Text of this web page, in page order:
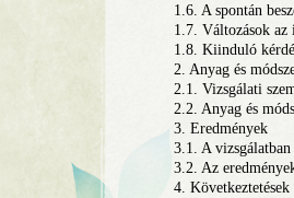
1.6. A spontán
1.7. Változások az
1.8. Kiinduló
2. Anyag és
2.1. Vizsgálati
2.2. Anyag és
3. Eredmények
3.1. A
3.2. Az
4. Következtetések